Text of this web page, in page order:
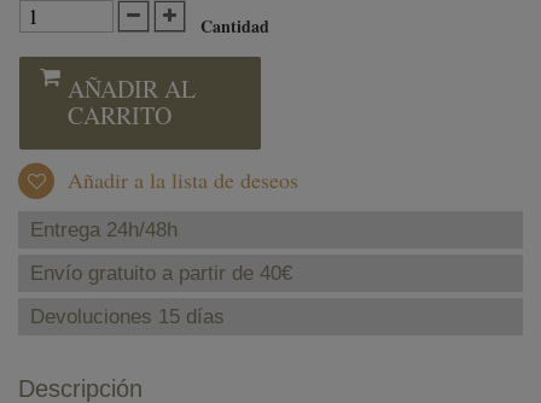
Cantidad
AÑADIR AL
CARRITO
Añadir a la lista de deseos
Entrega 24h/48h
Envío gratuito a partir de 40€
Devoluciones 15 días
Descripción